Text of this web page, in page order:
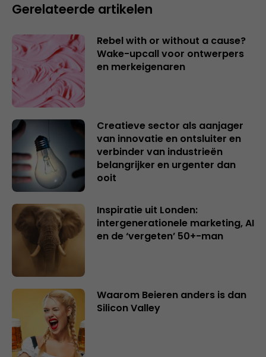
Gerelateerde artikelen
Rebel with or without a cause?
Wake-upcall voor ontwerpers
en merkeigenaren
Creatieve sector als aanjager
van innovatie en ontsluiter en
verbinder van industrieën
belangrijker en urgenter dan
ooit
Inspiratie uit Londen:
intergenerationele marketing, AI
en de ‘vergeten’ 50+-man
Waarom Beieren anders is dan
Silicon Valley